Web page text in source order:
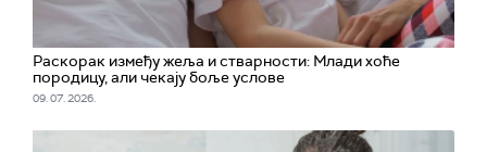
Раскорак између жеља и стварности: Млади хоће
породицу, али чекају боље услове
09. 07. 2026.